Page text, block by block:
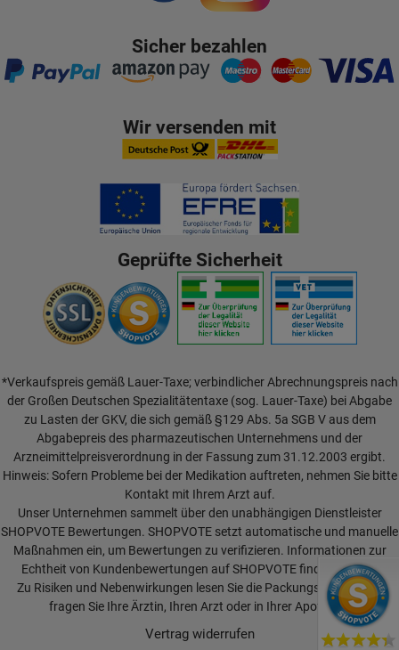
Sicher bezahlen
Wir versenden mit
Geprüfte Sicherheit
*Verkaufspreis gemäß Lauer-Taxe; verbindlicher Abrechnungspreis nach
der Großen Deutschen Spezialitätentaxe (sog. Lauer-Taxe) bei Abgabe
zu Lasten der GKV, die sich gemäß §129 Abs. 5a SGB V aus dem
Abgabepreis des pharmazeutischen Unternehmens und der
Arzneimittelpreisverordnung in der Fassung zum 31.12.2003 ergibt.
Hinweis: Sofern Probleme bei der Medikation auftreten, nehmen Sie bitte
Kontakt mit Ihrem Arzt auf.
Unser Unternehmen sammelt über den unabhängigen Dienstleister
SHOPVOTE Bewertungen. SHOPVOTE setzt automatische und manuelle
Maßnahmen ein, um Bewertungen zu verifizieren. Informationen zur
Echtheit von Kundenbewertungen auf SHOPVOTE finden Sie hier.
Zu Risiken und Nebenwirkungen lesen Sie die Packungsbeilage und
fragen Sie Ihre Ärztin, Ihren Arzt oder in Ihrer Apotheke.
Vertrag widerrufen